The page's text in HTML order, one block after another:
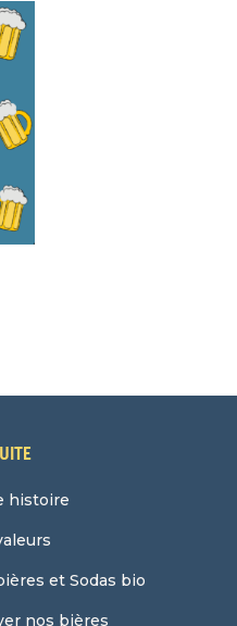
histoire
et Sodas bio
nos bières